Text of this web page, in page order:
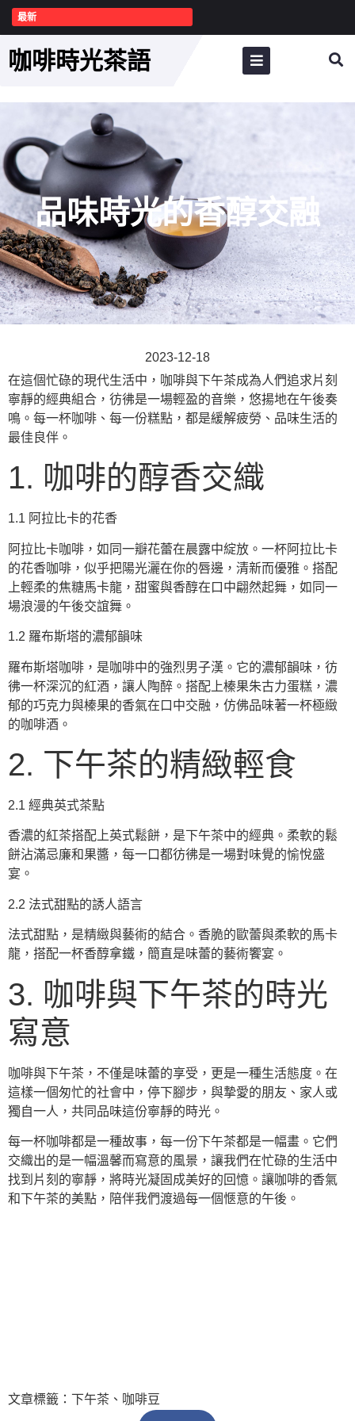
最新
咖啡時光茶語
品味時光的香醇交融
2023-12-18
在這個忙碌的現代生活中，咖啡與下午茶成為人們追求片刻
寧靜的經典組合，彷彿是一場輕盈的音樂，悠揚地在午後奏
鳴。每一杯咖啡、每一份糕點，都是緩解疲勞、品味生活的
最佳良伴。
1. 咖啡的醇香交織
1.1 阿拉比卡的花香
阿拉比卡咖啡，如同一瓣花蕾在晨露中綻放。一杯阿拉比卡
的花香咖啡，似乎把陽光灑在你的唇邊，清新而優雅。搭配
上輕柔的焦糖馬卡龍，甜蜜與香醇在口中翩然起舞，如同一
場浪漫的午後交誼舞。
1.2 羅布斯塔的濃郁韻味
羅布斯塔咖啡，是咖啡中的強烈男子漢。它的濃郁韻味，彷
彿一杯深沉的紅酒，讓人陶醉。搭配上榛果朱古力蛋糕，濃
郁的巧克力與榛果的香氣在口中交融，仿佛品味著一杯極緻
的咖啡酒。
2. 下午茶的精緻輕食
2.1 經典英式茶點
香濃的紅茶搭配上英式鬆餅，是下午茶中的經典。柔軟的鬆
餅沾滿忌廉和果醬，每一口都彷彿是一場對味覺的愉悅盛
宴。
2.2 法式甜點的誘人語言
法式甜點，是精緻與藝術的結合。香脆的歐蕾與柔軟的馬卡
龍，搭配一杯香醇拿鐵，簡直是味蕾的藝術饗宴。
3. 咖啡與下午茶的時光
寫意
咖啡與下午茶，不僅是味蕾的享受，更是一種生活態度。在
這樣一個匆忙的社會中，停下腳步，與摯愛的朋友、家人或
獨自一人，共同品味這份寧靜的時光。
每一杯咖啡都是一種故事，每一份下午茶都是一幅畫。它們
交織出的是一幅溫馨而寫意的風景，讓我們在忙碌的生活中
找到片刻的寧靜，將時光凝固成美好的回憶。讓咖啡的香氣
和下午茶的美點，陪伴我們渡過每一個愜意的午後。
文章標籤： 下午茶 、 咖啡豆